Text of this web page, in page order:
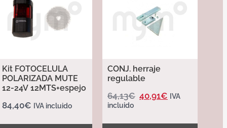
Kit FOTOCELULA
POLARIZADA MUTE
12-24V 12MTS+espejo
84,40€ IVA incluido
CONJ. herraje
regulable
64,13€ 40,91€ IVA
incluido